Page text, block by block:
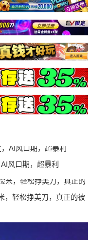
风口期，超暴利
，轻松挣美刀，真正的被